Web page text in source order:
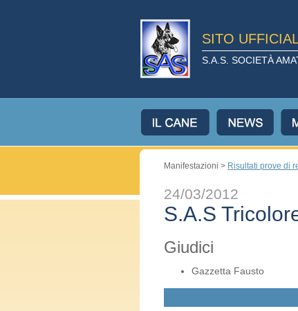
SITO
S.A.S. SOCIETÀ
Manifestazioni > Risultati prove di
24/03/2012
S.A.S
Giudici
Gazzetta Fausto